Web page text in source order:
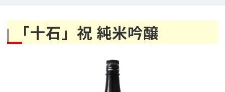
「十石」祝 純米吟醸